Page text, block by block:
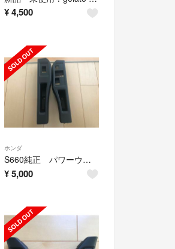
¥4,500
ホンダ
S660純正 パワーウインドウスイッチパネル(左右セット)
¥5,000